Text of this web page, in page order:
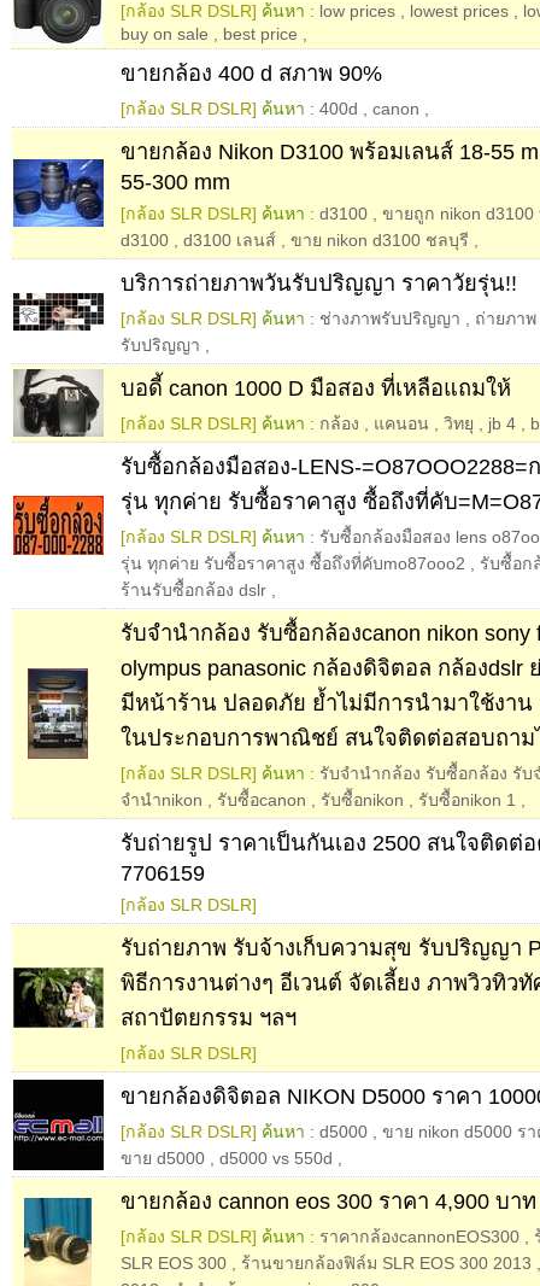
[กล้อง SLR DSLR] ค้นหา : low prices lowest prices
buy on sale
best price
ขายกล้อง 400 d สภาพ 90%
[กล้อง SLR DSLR] ค้นหา : 400d canon
ขายกล้อง Nikon D3100 พร้อมเลนส์ 18-55
55-300 mm
[กล้อง SLR DSLR] ค้นหา : d3100
ขายถูก nikon d3100
d3100
d3100 เลนส์ ขาย nikon d3100 ชลบุรี
บริการถ่ายภาพวันรับปริญญา ราคาวัยรุ่น!!
[กล้อง SLR DSLR] ค้นหา : ช่างภาพรับปริญญา ถ่ายภาพ
รับปริญญา
บอดี้ canon 1000 D มือสอง ที่เหลือแถมให้
[กล้อง SLR DSLR] ค้นหา : กล้อง แคนอน วิทยุ jb 4
รับซื้อกล้องมือสอง-LENS-=O87OOO2288=
รุ่น ทุกค่าย รับซื้อราคาสูง ซื้อถึงที่คับ
[กล้อง SLR DSLR] ค้นหา : รับซื้อกล้องมือสอง lens
รุ่น ทุกค่าย รับซื้อราคาสูง ซื้อถึงที่คับmo87ooo2
รับซื้อก
ร้านรับซื้อกล้อง dslr
รับจำนำกล้อง รับซื้อกล้องcanon nikon sony
olympus panasonic กล้องดิจิตอล กล้องdslr
มีหน้าร้าน ปลอดภัย ย้ำไม่มีการนำมาใช้งาน
ในประกอบการพาณิชย์ สนใจติดต่อสอบถาม
[กล้อง SLR DSLR] ค้นหา : รับจำนำกล้อง รับซื้อกล้อง รับ
จำนำnikon
รับซื้อcanon รับซื้อnikon รับซื้อnikon 1
รับถ่ายรูป ราคาเป็นกันเอง 2500 สนใจติดต่
7706159
[กล้อง SLR DSLR]
รับถ่ายภาพ รับจ้างเก็บความสุข รับปริญญา
พิธีการงานต่างๆ อีเวนต์ จัดเลี้ยง ภาพวิวทิว
สถาปัตยกรรม ฯลฯ
[กล้อง SLR DSLR]
ขายกล้องดิจิตอล NIKON D5000 ราคา
[กล้อง SLR DSLR] ค้นหา : d5000
ขาย nikon d5000 ร
ขาย d5000
d5000 vs 550d
ขายกล้อง cannon eos 300 ราคา 4,900 บาท
[กล้อง SLR DSLR] ค้นหา : ราคากล้องcannonEOS300
SLR EOS 300
ร้านขายกล้องฟิล์ม SLR EOS 300 2013